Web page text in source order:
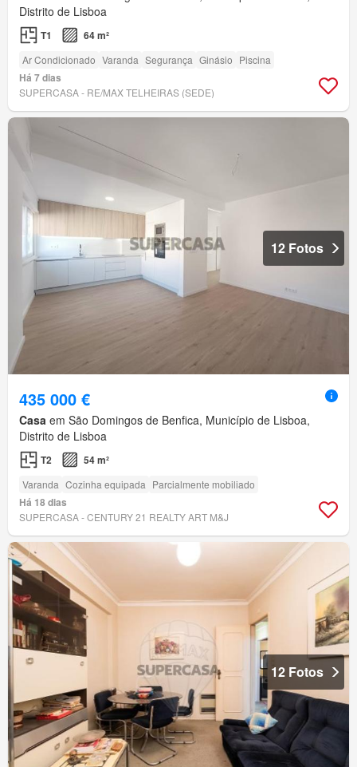
Distrito de Lisboa
T1 64 m²
Ar Condicionado Varanda Segurança Ginásio Piscina
Há 7 dias
SUPERCASA - RE/MAX TELHEIRAS (SEDE)
12 Fotos
435 000 €
Casa em São Domingos de Benfica, Município de Lisboa,
Distrito de Lisboa
T2 54 m²
Varanda Cozinha equipada Parcialmente mobiliado
Há 18 dias
SUPERCASA - CENTURY 21 REALTY ART M&J
12 Fotos